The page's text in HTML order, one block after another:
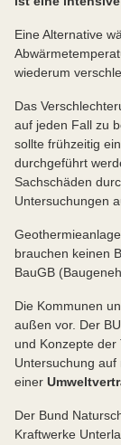
Eine Alternative
wiederum
Das
auf jeden Fall zu
sollte frühzeitig
durchgeführt
Sachschäden
Untersuchungen
brauchen keinen
BauGB
Die Kommunen
außen vor. Der
und Konzepte
Untersuchung
einer
Der Bund
Kraftwerke